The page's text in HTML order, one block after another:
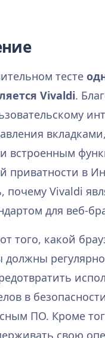
тесте
Vivaldi.
вкладками,
встроенным
приватности в
почему Vivaldi
для веб-
того, какой
должны
в
ПО. Кроме